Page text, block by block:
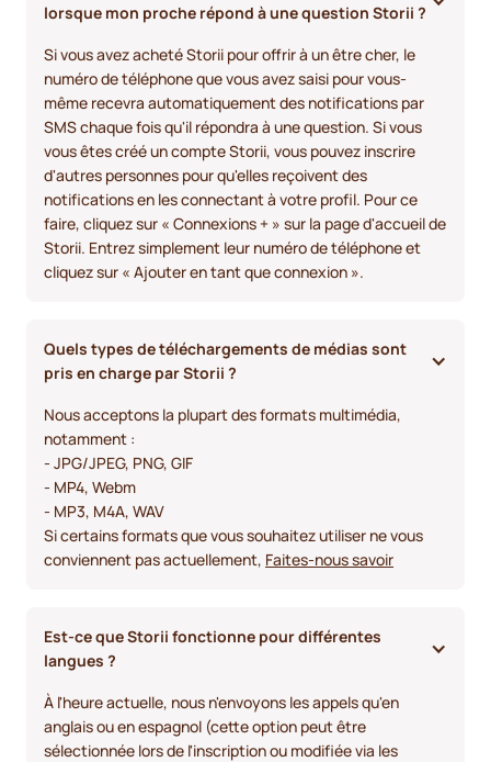
lorsque mon proche répond à une question Storii ?
Si vous avez acheté Storii pour offrir à un être cher, le
numéro de téléphone que vous avez saisi pour vous-
même recevra automatiquement des notifications par
SMS chaque fois qu'il répondra à une question. Si vous
vous êtes créé un compte Storii, vous pouvez inscrire
d'autres personnes pour qu'elles reçoivent des
notifications en les connectant à votre profil. Pour ce
faire, cliquez sur « Connexions + » sur la page d'accueil de
Storii. Entrez simplement leur numéro de téléphone et
cliquez sur « Ajouter en tant que connexion ».
Quels types de téléchargements de médias sont
pris en charge par Storii ?
Nous acceptons la plupart des formats multimédia,
notamment :
- JPG/JPEG, PNG, GIF
- MP4, Webm
- MP3, M4A, WAV
Si certains formats que vous souhaitez utiliser ne vous
conviennent pas actuellement, Faites-nous savoir
Est-ce que Storii fonctionne pour différentes
langues ?
À l'heure actuelle, nous n'envoyons les appels qu'en
anglais ou en espagnol (cette option peut être
sélectionnée lors de l'inscription ou modifiée via les